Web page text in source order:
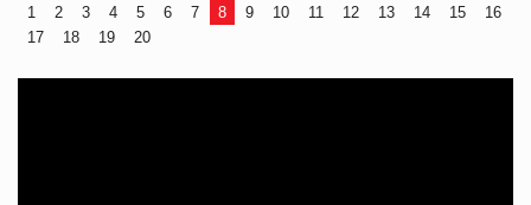
1 2 3 4 5 6 7 8 9 10 11 12 13 14 15
16
17
18 19 20